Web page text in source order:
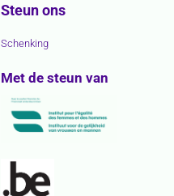
Steun ons
Schenking
Met de steun van